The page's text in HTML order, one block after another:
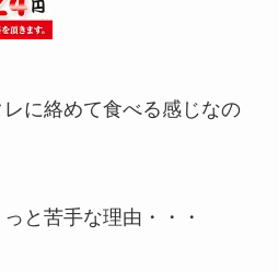
に絡めて食べる感じなの
と苦手な理由・・・